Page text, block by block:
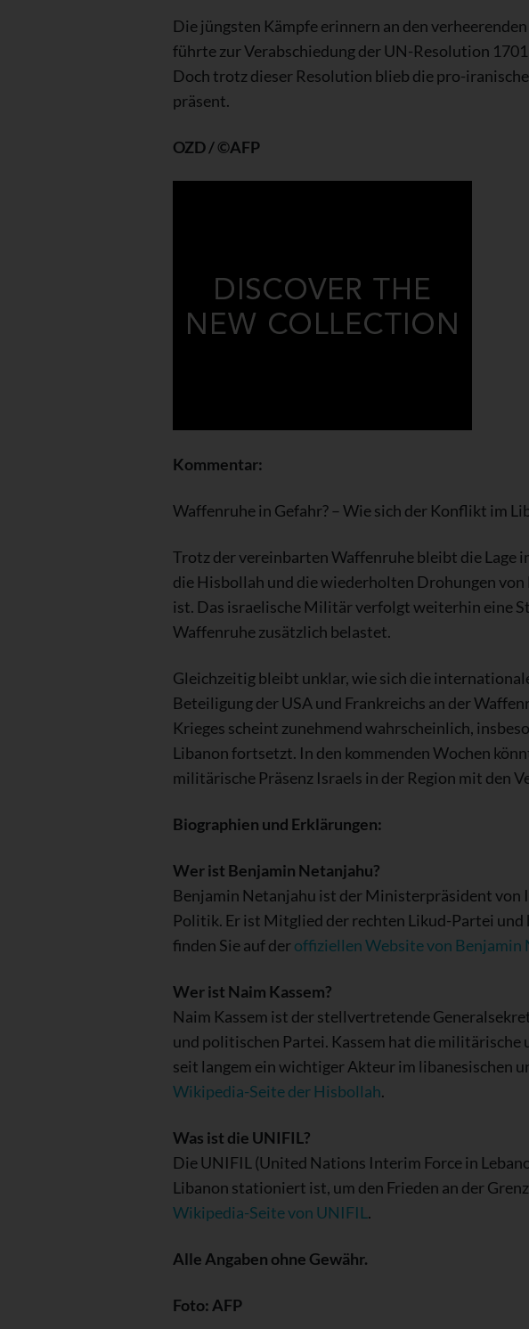
Die jüngsten Kämpfe erinnern an den
führte zur Verabschiedung der UN-Resolution
Doch trotz dieser Resolution blieb die pro-
präsent.
OZD / ©AFP
Kommentar:
Waffenruhe in Gefahr? – Wie sich der Konflikt im
Trotz der vereinbarten Waffenruhe bleibt die Lage
die Hisbollah und die wiederholten Drohungen
ist. Das israelische Militär verfolgt weiterhin eine
Waffenruhe zusätzlich belastet.
Gleichzeitig bleibt unklar, wie sich die
Beteiligung der USA und Frankreichs an der
Krieges scheint zunehmend wahrscheinlich,
Libanon fortsetzt. In den kommenden Wochen
militärische Präsenz Israels in der Region mit den
Biographien und Erklärungen:
Wer ist Benjamin Netanjahu?
Benjamin Netanjahu ist der Ministerpräsident von
Politik. Er ist Mitglied der rechten Likud-Partei
finden Sie auf deroffiziellen Website von Benjamin
Wer ist Naim Kassem?
Naim Kassem ist der stellvertretende
und politischen Partei. Kassem hat die
seit langem ein wichtiger Akteur im libanesischen
Wikipedia-Seite der Hisbollah.
Was ist die UNIFIL?
Die UNIFIL (United Nations Interim Force in
Libanon stationiert ist, um den Frieden an der
Wikipedia-Seite von UNIFIL .
Alle Angaben ohne Gewähr.
Foto: AFP